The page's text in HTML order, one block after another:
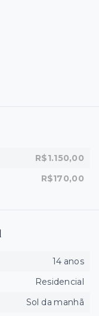
R$1.150,00
R$170,00
14 anos
Residencial
Sol da manhã